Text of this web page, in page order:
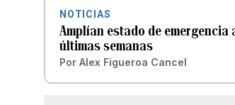
NOTICIAS
Amplían estado de
últimas semanas
Por Alex Figueroa Cancel